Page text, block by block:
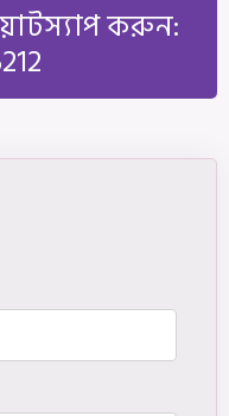
করুন: